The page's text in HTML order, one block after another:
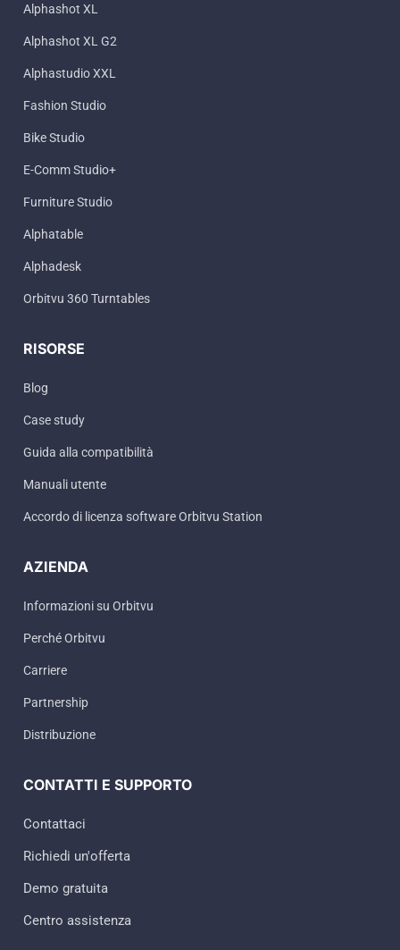
Alphashot XL
Alphashot XL G2
Alphastudio XXL
Fashion Studio
Bike Studio
E-Comm Studio+
Furniture Studio
Alphatable
Alphadesk
Orbitvu 360 Turntables
RISORSE
Blog
Case study
Guida alla compatibilità
Manuali utente
Accordo di licenza software Orbitvu Station
AZIENDA
Informazioni su Orbitvu
Perché Orbitvu
Carriere
Partnership
Distribuzione
CONTATTI E SUPPORTO
Contattaci
Richiedi un'offerta
Demo gratuita
Centro assistenza